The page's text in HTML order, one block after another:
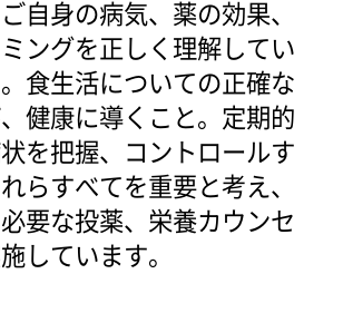
自身の病気、薬の効果、
ングを正しく理解してい
食生活についての正確な
健康に導くこと。定期的
を把握、コントロールす
らすべてを重要と考え、
要な投薬、栄養カウンセ
しています。